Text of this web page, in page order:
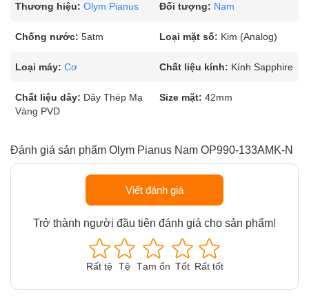
Thương hiệu: Olym Pianus Đối tượng: Nam
Chống nước: 5atm Loại mặt số: Kim (Analog)
Loại máy: Cơ Chất liệu kính: Kính Sapphire
Chất liệu dây: Dây Thép Mạ
Vàng PVD
Size mặt: 42mm
Đánh giá sản phẩm Olym Pianus Nam OP990-133AMK-N
Viết đánh giá
Trở thành người đầu tiên đánh giá cho sản phẩm!
Rất tệ Tệ Tạm ổn Tốt Rất tốt